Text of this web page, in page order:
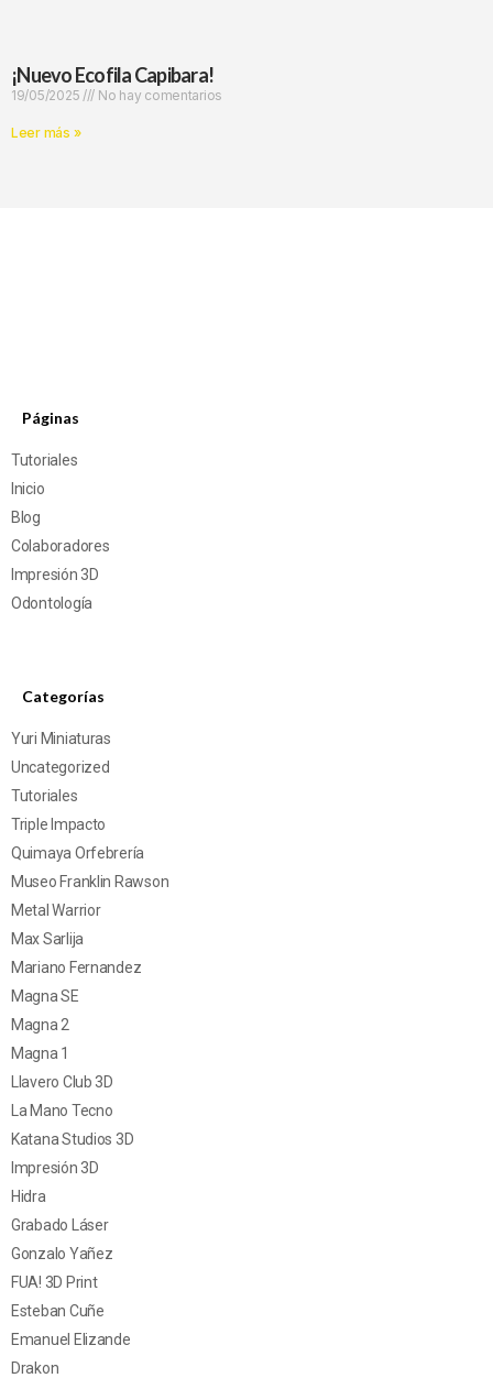
¡Nuevo Ecofila Capibara!
19/05/2025 No hay comentarios
Leer más »
Páginas
Tutoriales
Inicio
Blog
Colaboradores
Impresión 3D
Odontología
Categorías
Yuri Miniaturas
Uncategorized
Tutoriales
Triple Impacto
Quimaya Orfebrería
Museo Franklin Rawson
Metal Warrior
Max Sarlija
Mariano Fernandez
Magna SE
Magna 2
Magna 1
Llavero Club 3D
La Mano Tecno
Katana Studios 3D
Impresión 3D
Hidra
Grabado Láser
Gonzalo Yañez
FUA! 3D Print
Esteban Cuñe
Emanuel Elizande
Drakon